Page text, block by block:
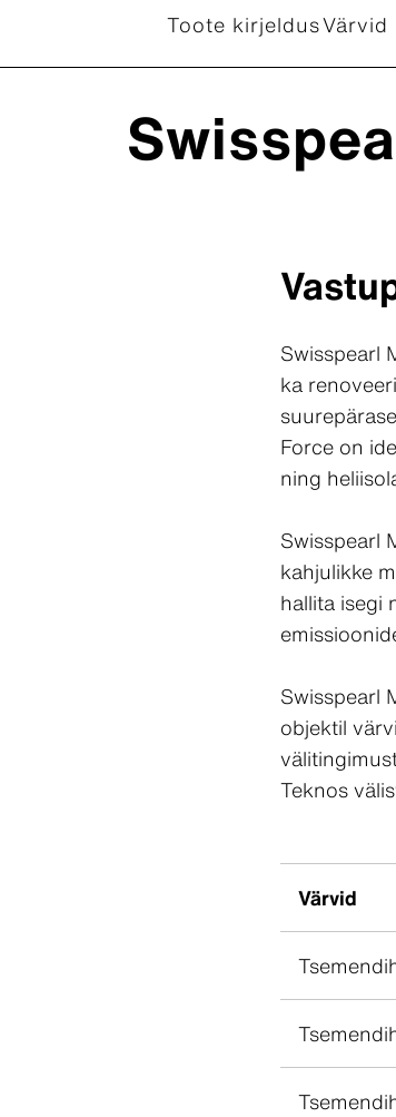
Toote kirjeldusVärvid
Swisspearl
ka
Force on
ning
Swisspearl
kahjulikke
hallita isegi
Swisspearl
objektil
Teknos
Värvid